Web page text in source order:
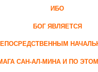
ИБО
БОГ ЯВЛЯЕТСЯ
САН-АЛ-МИНА И ПО